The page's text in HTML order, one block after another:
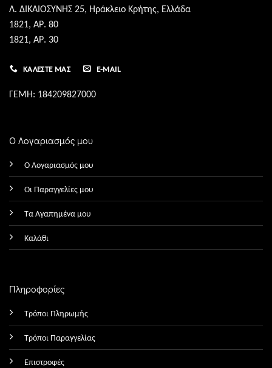
Λ. ΔΙΚΑΙΟΣΥΝΗΣ 25, Ηράκλειο Κρήτης, Ελλάδα
1821, ΑΡ. 80
1821, ΑΡ. 30
ΚΑΛΈΣΤΕ ΜΑΣ E-MAIL
ΓΕΜΗ: 184209827000
Ο Λογαριασμός μου
Ο Λογαριασμός μου
Οι Παραγγελίες μου
Τα Αγαπημένα μου
Καλάθι
Πληροφορίες
Τρόποι Πληρωμής
Τρόποι Παραγγελίας
Επιστροφές